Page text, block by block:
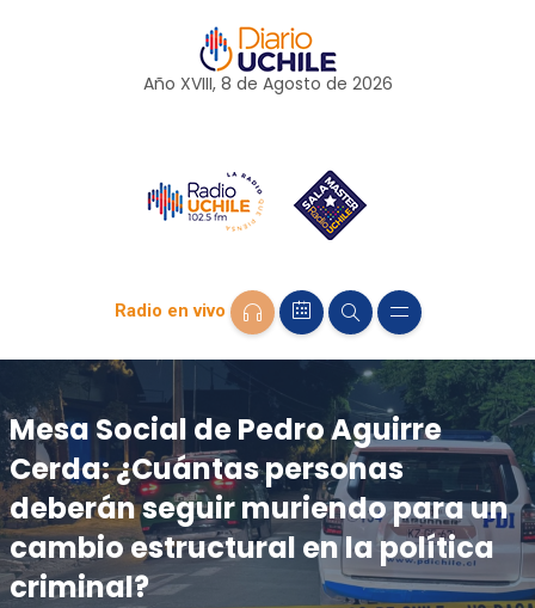
Año XVIII, 8 de Agosto de 2026
Radio en vivo
Mesa Social de Pedro Aguirre
Cerda: ¿Cuántas personas
deberán seguir muriendo para un
cambio estructural en la política
criminal?